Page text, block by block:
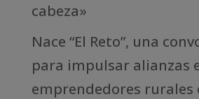
cabeza»
Nace “El Reto”, una
para impulsar alianzas
emprendedores rurales